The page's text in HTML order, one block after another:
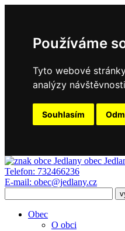
Používáme
Tyto webové
analýzy
Souhlasím
obec
Telefon: 732466236
E-mail: obec@jedlany.cz
Obec
O obci